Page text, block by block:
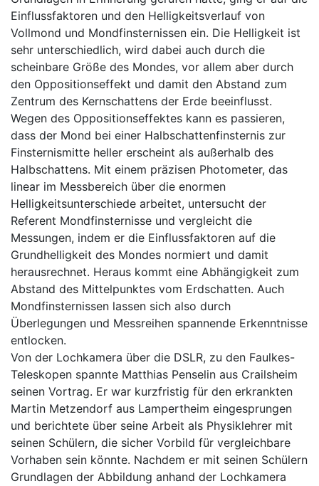
Einflussfaktoren und den Helligkeitsverlauf von
Vollmond und Mondfinsternissen ein. Die Helligkeit ist
sehr unterschiedlich, wird dabei auch durch die
scheinbare Größe des Mondes, vor allem aber durch
den Oppositionseffekt und damit den Abstand zum
Zentrum des Kernschattens der Erde beeinflusst.
Wegen des Oppositionseffektes kann es passieren,
dass der Mond bei einer Halbschattenfinsternis zur
Finsternismitte heller erscheint als außerhalb des
Halbschattens. Mit einem präzisen Photometer, das
linear im Messbereich über die enormen
Helligkeitsunterschiede arbeitet, untersucht der
Referent Mondfinsternisse und vergleicht die
Messungen, indem er die Einflussfaktoren auf die
Grundhelligkeit des Mondes normiert und damit
herausrechnet. Heraus kommt eine Abhängigkeit zum
Abstand des Mittelpunktes vom Erdschatten. Auch
Mondfinsternissen lassen sich also durch
Überlegungen und Messreihen spannende Erkenntnisse
entlocken.
Von der Lochkamera über die DSLR, zu den Faulkes-
Teleskopen spannte Matthias Penselin aus Crailsheim
seinen Vortrag. Er war kurzfristig für den erkrankten
Martin Metzendorf aus Lampertheim eingesprungen
und berichtete über seine Arbeit als Physiklehrer mit
seinen Schülern, die sicher Vorbild für vergleichbare
Vorhaben sein könnte. Nachdem er mit seinen Schülern
Grundlagen der Abbildung anhand der Lochkamera